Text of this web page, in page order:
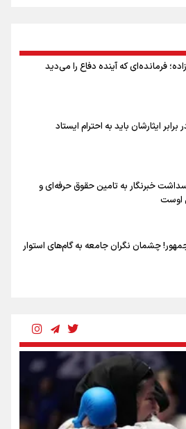
هرمز منوط به پذیرش شروط ایران از سوی
ایران و عمان ندارد
از نگرانی‌های جدی دوران جنگ است/ خطر از
شهید «محمود صارمی»
فرمانده‌ای که آینده دفاع را می‌دید
برابر ایثارشان باید به احترام ایستاد
خبرنگار به تامین حقوق حرفه‌ای و
اوست
چشمان نگران جامعه به گام‌های استوار
برای حفظ امنیت انرژی
میراثی که جهان را شیفته کرد